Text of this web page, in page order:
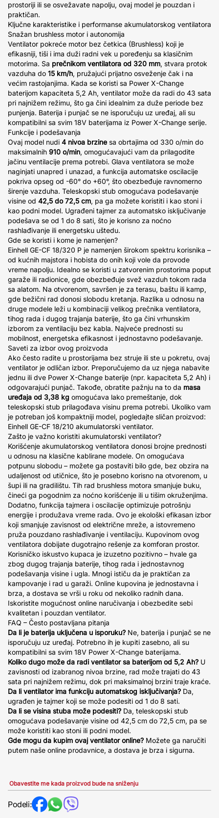
prostoriji ili se osvežavate napolju, ovaj model je pouzdan i
praktičan.
Ključne karakteristike i performanse akumulatorskog ventilatora
Snažan brushless motor i autonomija
Ventilator pokreće motor bez četkica (Brushless) koji je
efikasniji, tiši i ima duži radni vek u poređenju sa klasičnim
motorima. Sa prečnikom ventilatora od 320 mm, stvara protok
vazduha do 15 km/h, pružajući prijatno osveženje čak i na
većim rastojanjima. Kada se koristi sa Power X-Change
baterijom kapaciteta 5,2 Ah, ventilator može da radi do 43 sata
pri najnižem režimu, što ga čini idealnim za duže periode bez
punjenja. Baterija i punjač se ne isporučuju uz uređaj, ali su
kompatibilni sa svim 18V baterijama iz Power X-Change serije.
Funkcije i podešavanja
Ovaj model nudi 4 nivoa brzine sa obrtajima od 330 o/min do
maksimalnih 910 o/min, omogućavajući vam da prilagodite
jačinu ventilacije prema potrebi. Glava ventilatora se može
naginjati unapred i unazad, a funkcija automatske oscilacije
pokriva opseg od -60° do +60°, što obezbeđuje ravnomerno
širenje vazduha. Teleskopski stub omogućava podešavanje
visine od 42,5 do 72,5 cm, pa ga možete koristiti i kao stoni i
kao podni model. Ugrađeni tajmer za automatsko isključivanje
podešava se od 1 do 8 sati, što je korisno za noćno
rashlađivanje ili energetsku uštedu.
Gde se koristi i kome je namenjen?
Einhell GE-CF 18/320 P je namenjen širokom spektru korisnika –
od kućnih majstora i hobista do onih koji vole da provode
vreme napolju. Idealno se koristi u zatvorenim prostorima poput
garaže ili radionice, gde obezbeđuje svež vazduh tokom rada
sa alatom. Na otvorenom, savršen je za terasu, baštu ili kamp,
gde bežični rad donosi slobodu kretanja. Razlika u odnosu na
druge modele leži u kombinaciji velikog prečnika ventilatora,
tihog rada i dugog trajanja baterije, što ga čini vrhunskim
izborom za ventilaciju bez kabla. Najveće prednosti su
mobilnost, energetska efikasnost i jednostavno podešavanje.
Saveti za izbor ovog proizvoda
Ako često radite u prostorijama bez struje ili ste u pokretu, ovaj
ventilator je odličan izbor. Preporučujemo da uz njega nabavite
jednu ili dve Power X-Change baterije (npr. kapaciteta 5,2 Ah) i
odgovarajući punjač. Takođe, obratite pažnju na to da masa
uređaja od 3,38 kg omogućava lako premeštanje, dok
teleskopski stub prilagođava visinu prema potrebi. Ukoliko vam
je potreban još kompaktniji model, pogledajte sličan proizvod:
Einhell GE-CF 18/210 akumulatorski ventilator.
Zašto je važno koristiti akumulatorski ventilator?
Korišćenje akumulatorskog ventilatora donosi brojne prednosti
u odnosu na klasične kablirane modele. On omogućava
potpunu slobodu – možete ga postaviti bilo gde, bez obzira na
udaljenost od utičnice, što je posebno korisno na otvorenom, u
šupi ili na gradilištu. Tih rad brushless motora smanjuje buku,
čineći ga pogodnim za noćno korišćenje ili u tišim okruženjima.
Dodatno, funkcija tajmera i oscilacije optimizuje potrošnju
energije i produžava vreme rada. Ovo je ekološki efikasan izbor
koji smanjuje zavisnost od električne mreže, a istovremeno
pruža pouzdano rashlađivanje i ventilaciju. Kupovinom ovog
ventilatora dobijate dugotrajno rešenje za komforan prostor.
Korisničko iskustvo kupaca je izuzetno pozitivno – hvale ga
zbog dugog trajanja baterije, tihog rada i jednostavnog
podešavanja visine i ugla. Mnogi ističu da je praktičan za
kampovanje i rad u garaži. Online kupovina je jednostavna i
brza, a dostava se vrši u roku od nekoliko radnih dana.
Iskoristite mogućnost online naručivanja i obezbedite sebi
kvalitetan i pouzdan ventilator.
FAQ – Često postavljana pitanja
Da li je baterija uključena u isporuku? Ne, baterija i punjač se ne
isporučuju uz uređaj. Potrebno ih je kupiti zasebno, ali su
kompatibilni sa svim 18V Power X-Change baterijama.
Koliko dugo može da radi ventilator sa baterijom od 5,2 Ah? U
zavisnosti od izabranog nivoa brzine, rad može trajati do 43
sata pri najnižem režimu, dok pri maksimalnoj brzini traje kraće.
Da li ventilator ima funkciju automatskog isključivanja? Da,
ugrađen je tajmer koji se može podesiti od 1 do 8 sati.
Da li se visina stuba može podesiti? Da, teleskopski stub
omogućava podešavanje visine od 42,5 cm do 72,5 cm, pa se
može koristiti kao stoni ili podni model.
Gde mogu da kupim ovaj ventilator online? Možete ga naručiti
putem naše online prodavnice, a dostava je brza i sigurna.
Obavestite me kada proizvod bude na sniženju
Podeli: